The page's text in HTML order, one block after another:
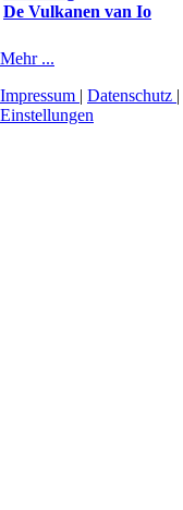
De Vulkanen van Io
Mehr ...
Impressum | Datenschutz |
Einstellungen